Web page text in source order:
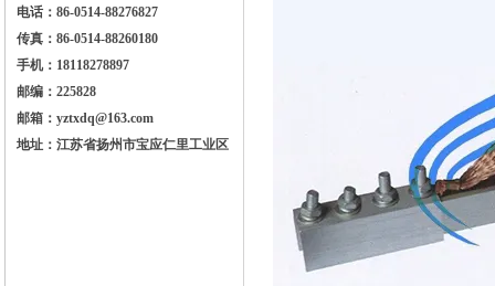
电话：86-0514-88276827
传真：86-0514-88260180
手机：18118278897
邮编：225828
邮箱：yztxdq@163.com
地址：江苏省扬州市宝应仁里工业区